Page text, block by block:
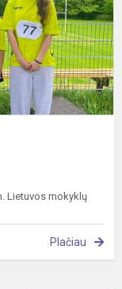
Lietuvos mokyklų
Plačiau